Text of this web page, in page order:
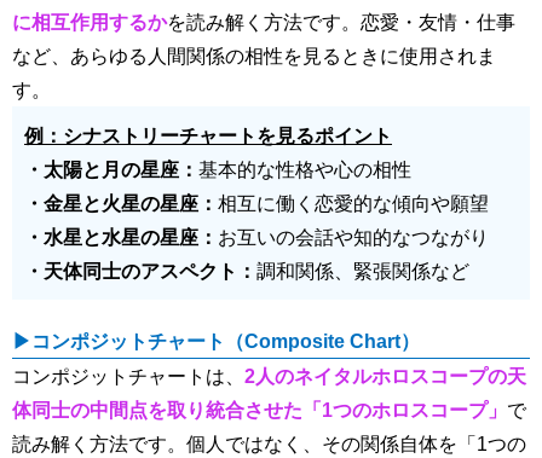
に相互作用するかを読み解く方法です。恋愛・友情・仕事
など、あらゆる人間関係の相性を見るときに使用されま
す。
例：シナストリーチャートを見るポイント
・太陽と月の星座： 基本的な性格や心の相性
・金星と火星の星座： 相互に働く恋愛的な傾向や願望
・水星と水星の星座： お互いの会話や知的なつながり
・天体同士のアスペクト： 調和関係、緊張関係など
▶コンポジットチャート（Composite Chart）
コンポジットチャートは、 2人のネイタルホロスコープの天
体同士の中間点を取り統合させた「1つのホロスコープ」 で
読み解く方法です。個人ではなく、その関係自体を「1つの